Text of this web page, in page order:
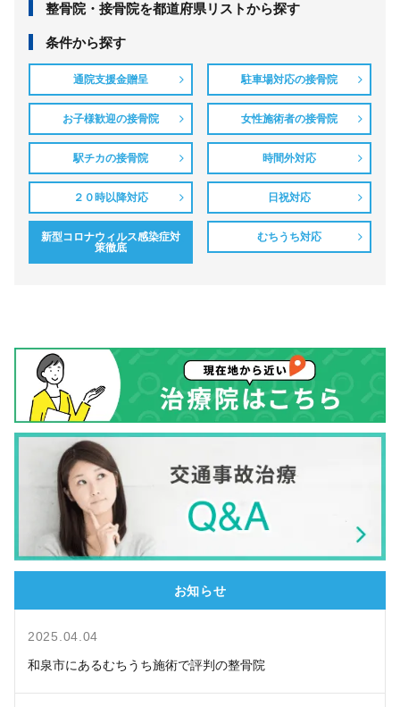
整⾻院・接⾻院を都道府県リストから探す
条件から探す
通院支援金贈呈 駐車場対応の接骨院
お子様歓迎の接骨院 女性施術者の接骨院
駅チカの接骨院 時間外対応
２０時以降対応 日祝対応
新型コロナウィルス感染症対
策徹底
むちうち対応
お知らせ
2025.04.04
和泉市にあるむちうち施術で評判の整骨院